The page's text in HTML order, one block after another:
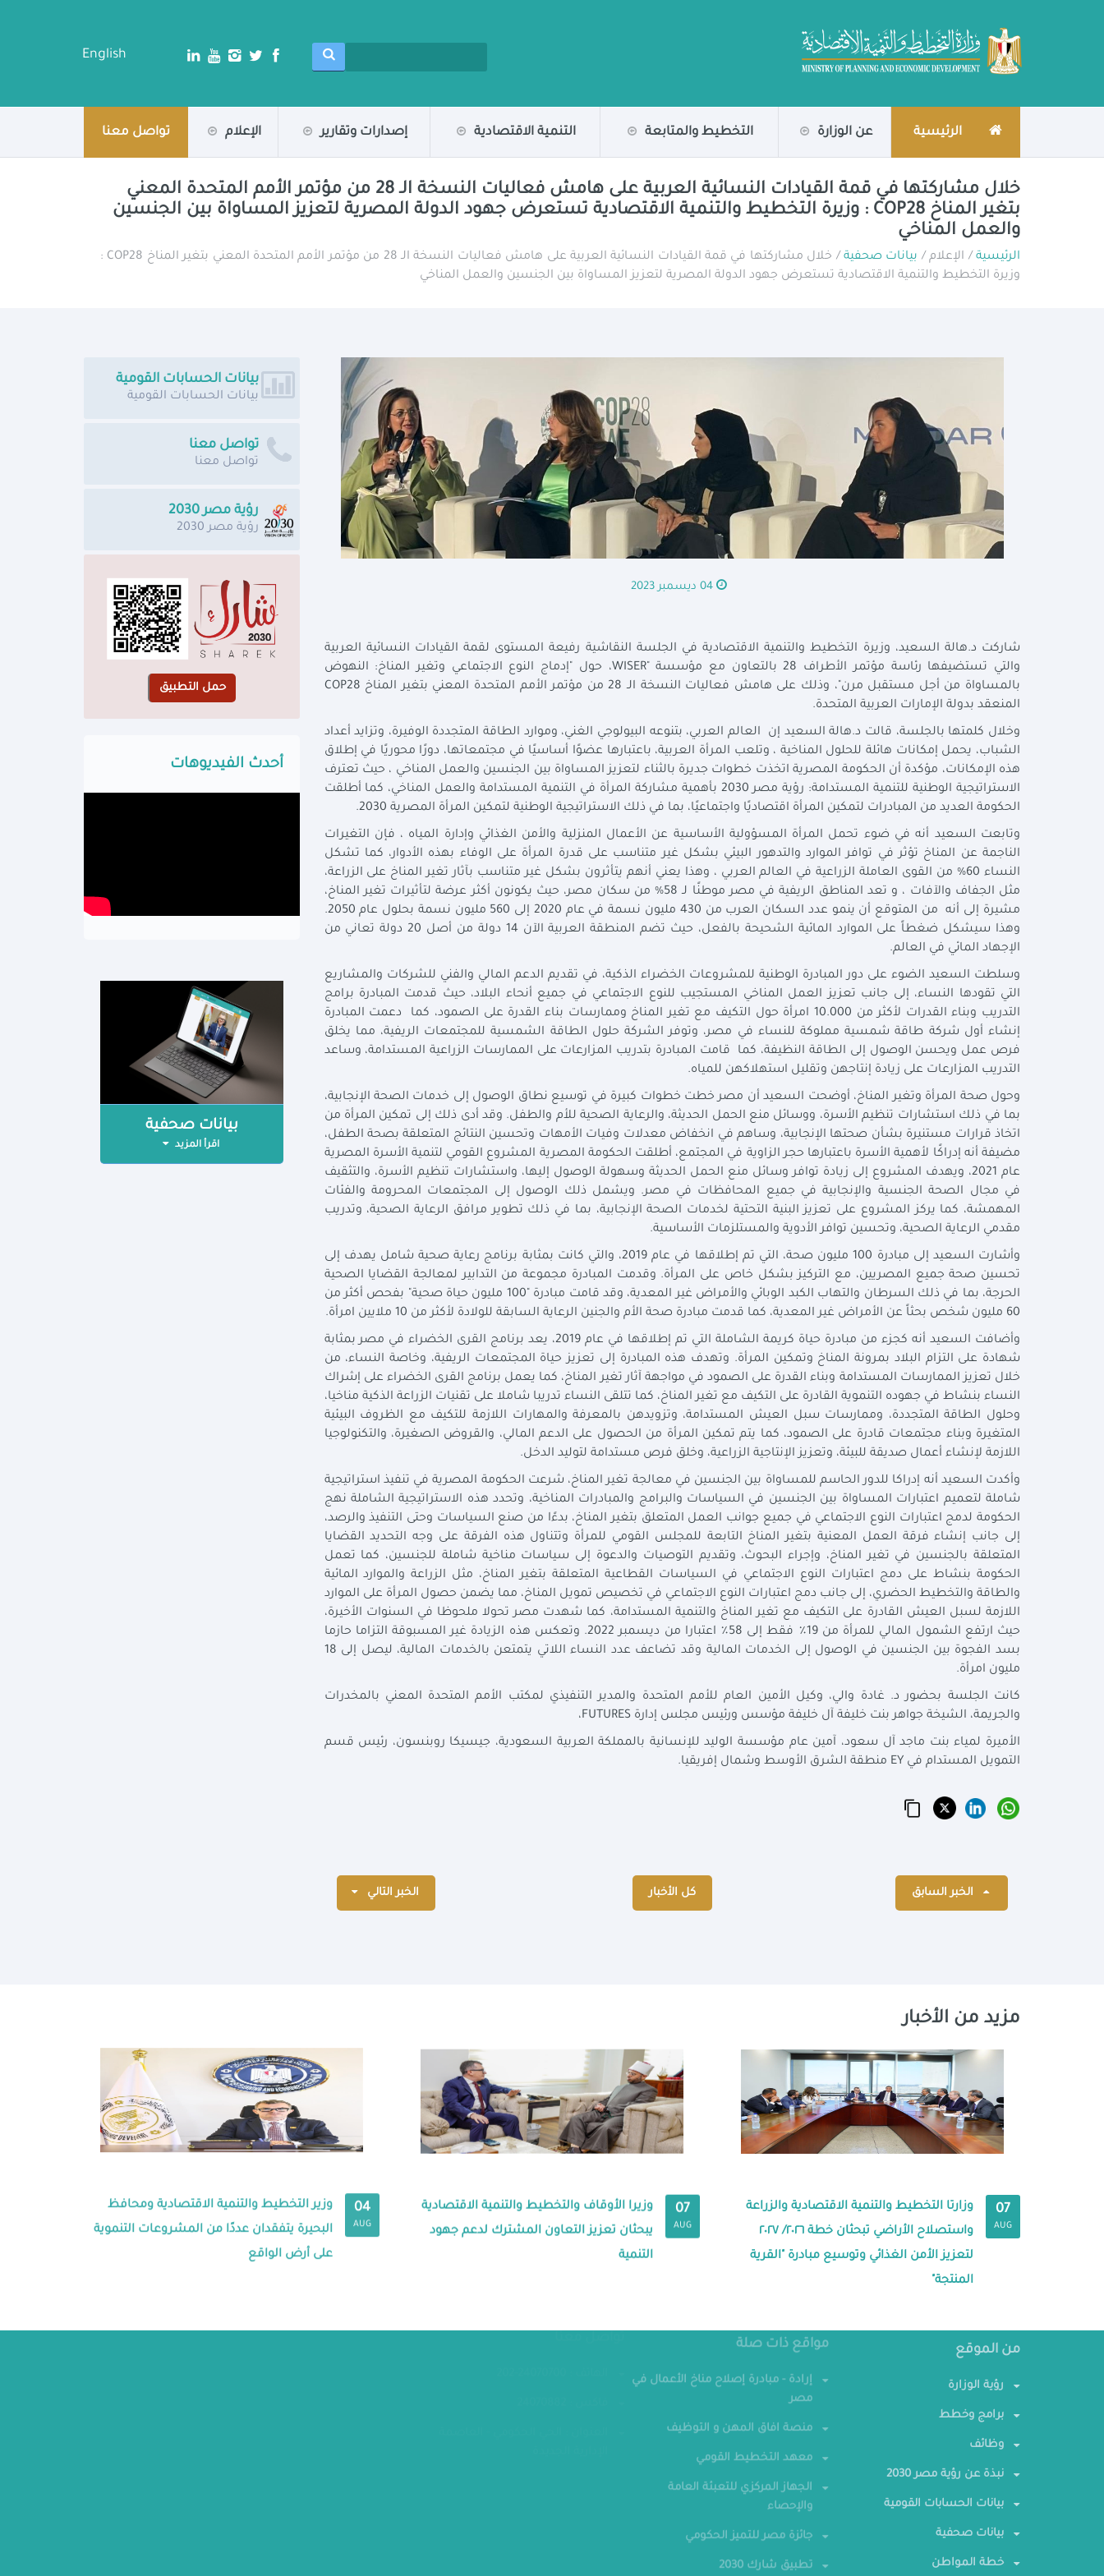
English
الرئيسية عن الوزارة التخطيط والمتابعة التنمية الاقتصادية إصدارات وتقارير الإعلام تواصل معنا
خلال مشاركتها في قمة القيادات النسائية العربية على هامش فعاليات النسخة الـ 28 من مؤتمر الأمم المتحدة المعني
بتغير المناخ COP28 : وزيرة التخطيط والتنمية الاقتصادية تستعرض جهود الدولة المصرية لتعزيز المساواة بين الجنسين
والعمل المناخي
الرئيسية/ الإعلام / بيانات صحفية
/ خلال مشاركتها في قمة القيادات النسائية العربية على هامش فعاليات النسخة الـ 28 من مؤتمر الأمم المتحدة المعني بتغير المناخ COP28 :
وزيرة التخطيط والتنمية الاقتصادية تستعرض جهود الدولة المصرية لتعزيز المساواة بين الجنسين والعمل المناخي
04 ديسمبر 2023
شاركت د.هالة السعيد، وزيرة التخطيط والتنمية الاقتصادية في الجلسة النقاشية رفيعة المستوى لقمة القيادات النسائية العربية
والتي تستضيفها رئاسة مؤتمر الأطراف 28 بالتعاون مع مؤسسة "WISER، حول "إدماج النوع الاجتماعي وتغير المناخ: النهوض
بالمساواة من أجل مستقبل مرن"، وذلك على هامش فعاليات النسخة الـ 28 من مؤتمر الأمم المتحدة المعني بتغير المناخ COP28
المنعقد بدولة الإمارات العربية المتحدة.
وخلال كلمتها بالجلسة، قالت د.هالة السعيد إن العالم العربي، بتنوعه البيولوجي الغني، وموارد الطاقة المتجددة الوفيرة، وتزايد أعداد
الشباب، يحمل إمكانات هائلة للحلول المناخية ، وتلعب المرأة العربية، باعتبارها عضوًا أساسيًا في مجتمعاتها، دورًا محوريًا في إطلاق
هذه الإمكانات، مؤكدة أن الحكومة المصرية اتخذت خطوات جديرة بالثناء لتعزيز المساواة بين الجنسين والعمل المناخي ، حيث تعترف
الاستراتيجية الوطنية للتنمية المستدامة: رؤية مصر 2030 بأهمية مشاركة المرأة في التنمية المستدامة والعمل المناخي، كما أطلقت
الحكومة العديد من المبادرات لتمكين المرأة اقتصاديًا واجتماعيًا، بما في ذلك الاستراتيجية الوطنية لتمكين المرأة المصرية 2030.
وتابعت السعيد أنه في ضوء تحمل المرأة المسؤولية الأساسية عن الأعمال المنزلية والأمن الغذائي وإدارة المياه ، فإن التغيرات
الناجمة عن المناخ تؤثر في توافر الموارد والتدهور البيئي بشكل غير متناسب على قدرة المرأة على الوفاء بهذه الأدوار، كما تشكل
النساء 60% من القوى العاملة الزراعية في العالم العربي ، وهذا يعني أنهم يتأثرون بشكل غير متناسب بآثار تغير المناخ على الزراعة،
مثل الجفاف والآفات ، و تعد المناطق الريفية في مصر موطنًا لـ 58% من سكان مصر، حيث يكونون أكثر عرضة لتأثيرات تغير المناخ،
مشيرة إلى أنه من المتوقع أن ينمو عدد السكان العرب من 430 مليون نسمة في عام 2020 إلى 560 مليون نسمة بحلول عام 2050.
وهذا سيشكل ضغطاً على الموارد المائية الشحيحة بالفعل، حيث تضم المنطقة العربية الآن 14 دولة من أصل 20 دولة تعاني من
الإجهاد المائي في العالم.
وسلطت السعيد الضوء على دور المبادرة الوطنية للمشروعات الخضراء الذكية، في تقديم الدعم المالي والفني للشركات والمشاريع
التي تقودها النساء، إلى جانب تعزيز العمل المناخي المستجيب للنوع الاجتماعي في جميع أنحاء البلاد، حيث قدمت المبادرة برامج
التدريب وبناء القدرات لأكثر من 10.000 امرأة حول التكيف مع تغير المناخ وممارسات بناء القدرة على الصمود، كما دعمت المبادرة
إنشاء أول شركة طاقة شمسية مملوكة للنساء في مصر، وتوفر الشركة حلول الطاقة الشمسية للمجتمعات الريفية، مما يخلق
فرص عمل ويحسن الوصول إلى الطاقة النظيفة، كما قامت المبادرة بتدريب المزارعات على الممارسات الزراعية المستدامة، وساعد
التدريب المزارعات على زيادة إنتاجهن وتقليل استهلاكهن للمياه.
وحول صحة المرأة وتغير المناخ، أوضحت السعيد أن مصر خطت خطوات كبيرة في توسيع نطاق الوصول إلى خدمات الصحة الإنجابية،
بما في ذلك استشارات تنظيم الأسرة، ووسائل منع الحمل الحديثة، والرعاية الصحية للأم والطفل. وقد أدى ذلك إلى تمكين المرأة من
اتخاذ قرارات مستنيرة بشأن صحتها الإنجابية، وساهم في انخفاض معدلات وفيات الأمهات وتحسين النتائج المتعلقة بصحة الطفل،
مضيفة أنه إدراكًا لأهمية الأسرة باعتبارها حجر الزاوية في المجتمع، أطلقت الحكومة المصرية المشروع القومي لتنمية الأسرة المصرية
عام 2021، ويهدف المشروع إلى زيادة توافر وسائل منع الحمل الحديثة وسهولة الوصول إليها، واستشارات تنظيم الأسرة، والتثقيف
في مجال الصحة الجنسية والإنجابية في جميع المحافظات في مصر. ويشمل ذلك الوصول إلى المجتمعات المحرومة والفئات
المهمشة، كما يركز المشروع على تعزيز البنية التحتية لخدمات الصحة الإنجابية، بما في ذلك تطوير مرافق الرعاية الصحية، وتدريب
مقدمي الرعاية الصحية، وتحسين توافر الأدوية والمستلزمات الأساسية.
وأشارت السعيد إلى مبادرة 100 مليون صحة، التي تم إطلاقها في عام 2019، والتي كانت بمثابة برنامج رعاية صحية شامل يهدف إلى
تحسين صحة جميع المصريين، مع التركيز بشكل خاص على المرأة. وقدمت المبادرة مجموعة من التدابير لمعالجة القضايا الصحية
الحرجة، بما في ذلك السرطان والتهاب الكبد الوبائي والأمراض غير المعدية، وقد قامت مبادرة "100 مليون حياة صحية" بفحص أكثر من
60 مليون شخص بحثاً عن الأمراض غير المعدية، كما قدمت مبادرة صحة الأم والجنين الرعاية السابقة للولادة لأكثر من 10 ملايين امرأة.
وأضافت السعيد أنه كجزء من مبادرة حياة كريمة الشاملة التي تم إطلاقها في عام 2019، يعد برنامج القرى الخضراء في مصر بمثابة
شهادة على التزام البلاد بمرونة المناخ وتمكين المرأة. وتهدف هذه المبادرة إلى تعزيز حياة المجتمعات الريفية، وخاصة النساء، من
خلال تعزيز الممارسات المستدامة وبناء القدرة على الصمود في مواجهة آثار تغير المناخ، كما يعمل برنامج القرى الخضراء على إشراك
النساء بنشاط في جهوده التنموية القادرة على التكيف مع تغير المناخ، كما تتلقى النساء تدريبا شاملا على تقنيات الزراعة الذكية مناخيا،
وحلول الطاقة المتجددة، وممارسات سبل العيش المستدامة، وتزويدهن بالمعرفة والمهارات اللازمة للتكيف مع الظروف البيئية
المتغيرة وبناء مجتمعات قادرة على الصمود، كما يتم تمكين المرأة من الحصول على الدعم المالي، والقروض الصغيرة، والتكنولوجيا
اللازمة لإنشاء أعمال صديقة للبيئة، وتعزيز الإنتاجية الزراعية، وخلق فرص مستدامة لتوليد الدخل.
وأكدت السعيد أنه إدراكا للدور الحاسم للمساواة بين الجنسين في معالجة تغير المناخ، شرعت الحكومة المصرية في تنفيذ استراتيجية
شاملة لتعميم اعتبارات المساواة بين الجنسين في السياسات والبرامج والمبادرات المناخية، وتحدد هذه الاستراتيجية الشاملة نهج
الحكومة لدمج اعتبارات النوع الاجتماعي في جميع جوانب العمل المتعلق بتغير المناخ، بدءًا من صنع السياسات وحتى التنفيذ والرصد،
إلى جانب إنشاء فرقة العمل المعنية بتغير المناخ التابعة للمجلس القومي للمرأة وتتناول هذه الفرقة على وجه التحديد القضايا
المتعلقة بالجنسين في تغير المناخ، وإجراء البحوث، وتقديم التوصيات والدعوة إلى سياسات مناخية شاملة للجنسين، كما تعمل
الحكومة بنشاط على دمج اعتبارات النوع الاجتماعي في السياسات القطاعية المتعلقة بتغير المناخ، مثل الزراعة والموارد المائية
والطاقة والتخطيط الحضري، إلى جانب دمج اعتبارات النوع الاجتماعي في تخصيص تمويل المناخ، مما يضمن حصول المرأة على الموارد
اللازمة لسبل العيش القادرة على التكيف مع تغير المناخ والتنمية المستدامة، كما شهدت مصر تحولا ملحوظا في السنوات الأخيرة،
حيث ارتفع الشمول المالي للمرأة من 19٪ فقط إلى 58٪ اعتبارا من ديسمبر 2022. وتعكس هذه الزيادة غير المسبوقة التزاما حازما
بسد الفجوة بين الجنسين في الوصول إلى الخدمات المالية وقد تضاعف عدد النساء اللاتي يتمتعن بالخدمات المالية، ليصل إلى 18
مليون امرأة.
كانت الجلسة بحضور د. غادة والي، وكيل الأمين العام للأمم المتحدة والمدير التنفيذي لمكتب الأمم المتحدة المعني بالمخدرات
والجريمة، الشيخة جواهر بنت خليفة آل خليفة مؤسس ورئيس مجلس إدارة FUTURES،
الأميرة لمياء بنت ماجد آل سعود، آمين عام مؤسسة الوليد للإنسانية بالمملكة العربية السعودية، جيسيكا روبنسون، رئيس قسم
التمويل المستدام في EY منطقة الشرق الأوسط وشمال إفريقيا.
الخبر السابق كل الأخبار الخبر التالي
بيانات الحسابات القومية
بيانات الحسابات القومية
تواصل معنا
تواصل معنا
رؤية مصر 2030
رؤية مصر 2030
أحدث الفيديوهات
بيانات صحفية
اقرأ المزيد
مزيد من الأخبار
07
AUG
وزارتا التخطيط والتنمية الاقتصادية والزراعة
واستصلاح الأراضي تبحثان خطة ٢٠٢٦/ ٢٠٢٧
لتعزيز الأمن الغذائي وتوسيع مبادرة "القرية
المنتجة"
07
AUG
وزيرا الأوقاف والتخطيط والتنمية الاقتصادية
يبحثان تعزيز التعاون المشترك لدعم جهود
التنمية
04
AUG
وزير التخطيط والتنمية الاقتصادية ومحافظ
البحيرة يتفقدان عددًا من المشروعات التنموية
على أرض الواقع
من الموقع
رؤية الوزارة
برامج وخطط
وظائف
نبذة عن رؤية مصر 2030
بيانات الحسابات القومية
بيانات صحفية
خطة المواطن
مواقع ذات صلة
إرادة - مبادرة إصلاح مناخ الأعمال في
معهد التخطيط القومي
الجهاز المركزي للتعبئة العامة
جائزة مصر للتميز الحكومي